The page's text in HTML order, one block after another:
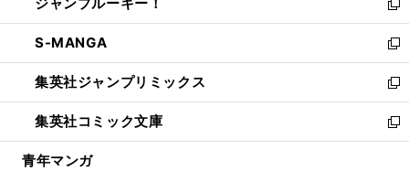
で
開
く
ド
ウ
で
開
く
ィ
ン
ド
ウ
で
開
く
い
ウ
ィ
ン
ド
ウ
で
開
新
し
い
ウ
ィ
ン
ド
ウ
S-MANGA
新
し
い
ウ
ィ
ン
集英社ジャンプリミックス
新
し
い
ウ
集英社コミック文庫
新
し
青年マンガ